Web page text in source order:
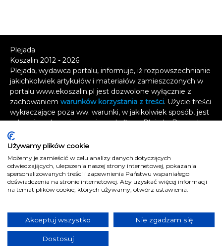
Plejada
Koszalin 2012 - 2026
Plejada, wydawca portalu, informuje, iż rozpowszechnianie
jakichkolwiek artykułów i materiałów zamieszczonych w
portalu www.ekoszalin.pl jest dozwolone wyłącznie z
zachowaniem warunków korzystania z treści. Użycie treści
wykraczające poza ww. warunki, w jakikolwiek sposób, jest
zabronione bez pisemnej zgody firmy Plejada. Dowiedz
się, w jaki sposób możesz uzyskać
wykorzystanie treści.
Naruszenie tych zasad jest łamaniem prawa i grozi
odpowiedzialnością karną.
Wszelkie prawa zastrzeżone.
Kontakt
Polityka prywatności
koszalin.pl
Używamy plików cookie
Możemy je zamieścić w celu analizy danych dotyczących
odwiedzających, ulepszenia naszej strony internetowej, pokazania
spersonalizowanych treści i zapewnienia Państwu wspaniałego
doświadczenia na stronie internetowej. Aby uzyskać więcej informacji
na temat plików cookie, których używamy, otwórz ustawienia.
Akceptuj wszystko Nie zgadzam się
Dostosuj